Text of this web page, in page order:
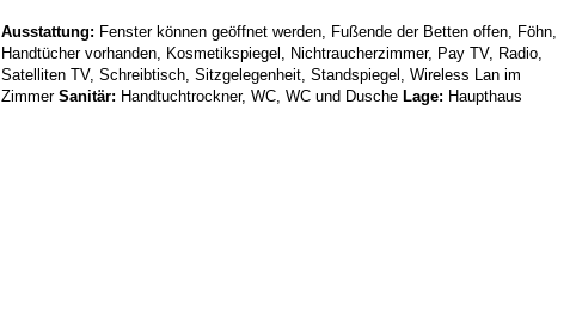
Ausstattung: Fenster können geöffnet werden, Fußende der Betten offen, Föhn,
Handtücher vorhanden, Kosmetikspiegel, Nichtraucherzimmer, Pay TV, Radio,
Satelliten TV, Schreibtisch, Sitzgelegenheit, Standspiegel, Wireless Lan im
ZimmerSanitär: Handtuchtrockner, WC, WC und Dusche Lage: Haupthaus